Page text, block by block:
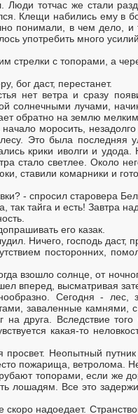
тотчас же стали
Клещи набились ему в
понимали, в чем дело,
употребить много
с топорами, а
бог даст, перестанет.
нет ветра и сразу
солнечными лучами,
обратно на землю
моросить,
Это была последняя
крики иволги и
стало светлее. Около
ставили комарники и
- спросил старовера
так тайга и есть! Завтра
его казак.
Ничего, господь даст,
посторонних,
взошло солнце, от
вперед, высматривая
Сегодня -
заваленные камнями,
друга. Вследствие
какая-то
просвет. Неопытный
пожарища, ветролома.
топорами, если же
лошадям. Все это
надоедает.